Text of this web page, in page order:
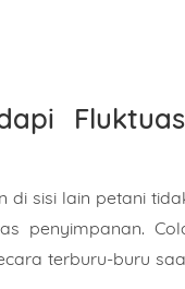
di sisi lain petani
penyimpanan.
terburu-buru